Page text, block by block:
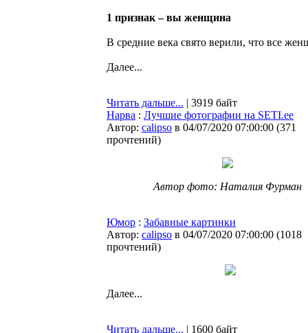
1 признак – вы женщина
В средние века свято верили, что все
Далее...
Читать дальше... | 3919 байт
Нарва : Лучшие фотографии на SETI.ee
Автор: calipso в 04/07/2020 07:00:00 (371
прочтений)
Автор фото: Наталия Фурман
Юмор : Забавные картинки
Автор: calipso в 04/07/2020 07:00:00 (1018
прочтений)
Далее...
Читать дальше... | 1600 байт